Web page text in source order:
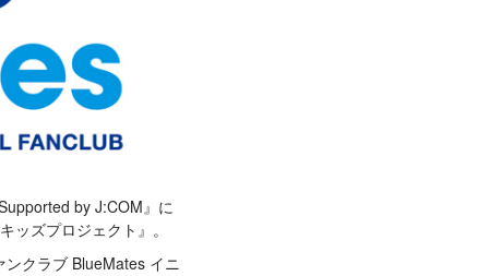
by J:COM』に
ッズプロジェクト』。
クラブ BlueMates イニ